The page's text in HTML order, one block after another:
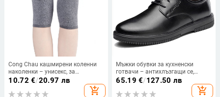
Cong Chau кашмирени коленни
наколенки – унисекс, за
възрастни, ултра тънки, топлина
на ставите, пролет-лято 2023
10.72 €/20.97 лв
add_shopping_cart
Мъжки обувки за кухненски
готвачи – антихлъзгащи се,
водоустойчиви, маслоустойчиви,
65.19 €/127.50 лв
add_shopping_cart